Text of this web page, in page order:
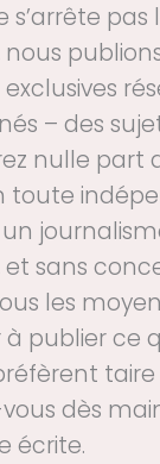
s’arrête pas
nous
– des
nulle part
toute
sans
les
publier ce
taire
dès
écrite.